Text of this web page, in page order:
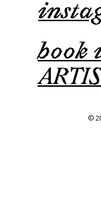
book
©